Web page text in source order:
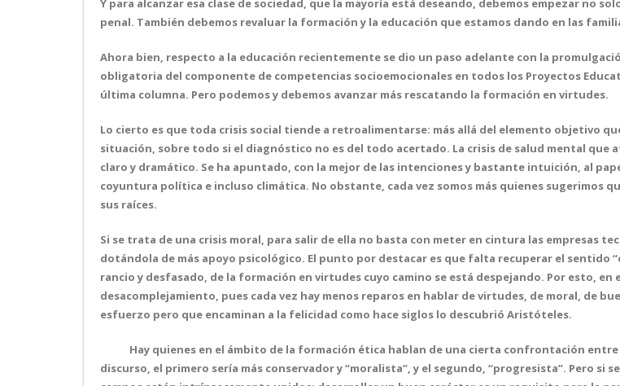
Y para alcanzar esa clase de sociedad, que la mayoría está deseando, debemos empezar no
penal. También debemos revaluar la formación y la educación que estamos dando en las
Ahora bien, respecto a la educación recientemente se dio un paso adelante con la
obligatoria del componente de competencias socioemocionales en todos los Proyectos
última columna. Pero podemos y debemos avanzar más rescatando la formación en virtudes.
Lo cierto es que toda crisis social tiende a retroalimentarse: más allá del elemento objetivo
situación, sobre todo si el diagnóstico no es del todo acertado. La crisis de salud mental que
claro y dramático. Se ha apuntado, con la mejor de las intenciones y bastante intuición, al
coyuntura política e incluso climática. No obstante, cada vez somos más quienes sugerimos
sus raíces.
Si se trata de una crisis moral, para salir de ella no basta con meter en cintura las empresas
dotándola de más apoyo psicológico. El punto por destacar es que falta recuperar el sentido
rancio y desfasado, de la formación en virtudes cuyo camino se está despejando. Por esto,
desacomplejamiento, pues cada vez hay menos reparos en hablar de virtudes, de moral, de
esfuerzo pero que encaminan a la felicidad como hace siglos lo descubrió Aristóteles.
Hay quienes en el ámbito de la formación ética hablan de una cierta confrontación
discurso, el primero sería más conservador y “moralista”, y el segundo, “progresista”. Pero